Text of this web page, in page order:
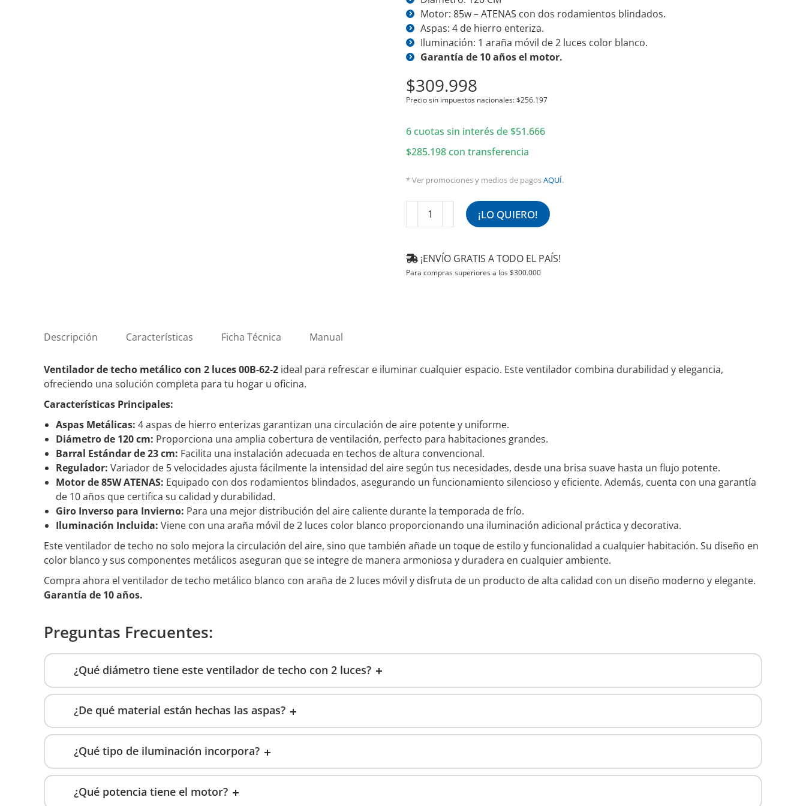
Motor: 85w – ATENAS con dos rodamientos blindados.
Aspas: 4 de hierro enteriza.
Iluminación: 1 araña móvil de 2 luces color blanco.
Garantía de 10 años el motor.
$309.998
Precio sin impuestos nacionales:$256.197
6 cuotas sin interés de $51.666
$285.198con transferencia
* Ver promociones y medios de pagosAQUÍ.
Ventilador
Metálico
Blanco
con
62-
¡LO QUIERO!
¡ENVÍO GRATIS A TODO EL PAÍS!
Para compras superiores a los$300.000
Descripción Características Ficha Técnica Manual
Ventilador de techo metálicocon 2 luces 00B-62-2 ideal para refrescar e iluminar cualquier espacio. Este ventilador combina durabilidad y elegancia,
ofreciendo una solución completa para tu hogar u oficina.
Características Principales:
Aspas Metálicas: 4 aspas de hierro enterizas garantizan una circulación de aire potente y uniforme.
Diámetro de 120 cm: Proporciona una amplia cobertura de ventilación, perfecto para habitaciones grandes.
Barral Estándar de 23 cm: Facilita una instalación adecuada en techos de altura convencional.
Regulador: Variador de 5 velocidades ajusta fácilmente la intensidad del aire según tus necesidades, desde una brisa suave hasta un flujo potente.
Motor de 85W ATENAS: Equipado con dos rodamientos blindados, asegurando un funcionamiento silencioso y eficiente. Además, cuenta con una garantía
de 10 años que certifica su calidad y durabilidad.
Giro Inverso para Invierno: Para una mejor distribución del aire caliente durante la temporada de frío.
Iluminación Incluida: Viene con una araña móvil de 2 luces color blanco proporcionando una iluminación adicional práctica y decorativa.
Este ventilador de techo no solo mejora la circulación del aire, sino que también añade un toque de estilo y funcionalidad a cualquier habitación. Su diseño en
color blanco y sus componentes metálicos aseguran que se integre de manera armoniosa y duradera en cualquier ambiente.
Compra ahora el ventilador de techo metálico blanco con araña de 2 luces móvil y disfruta de un producto de alta calidad con un diseño moderno y elegante.
Garantía de 10 años.
Preguntas Frecuentes:
¿Qué diámetro tiene este ventilador de techo con 2 luces?
¿De qué material están hechas las aspas?
¿Qué tipo de iluminación incorpora?
¿Qué potencia tiene el motor?